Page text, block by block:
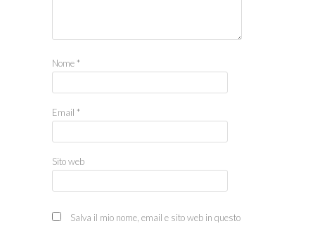
Nome *
Email *
Sito web
Salva il mio nome, email e sito web in questo